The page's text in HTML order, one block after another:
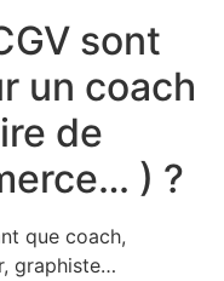
sont
un coach
de
) ?
que coach,
graphiste…